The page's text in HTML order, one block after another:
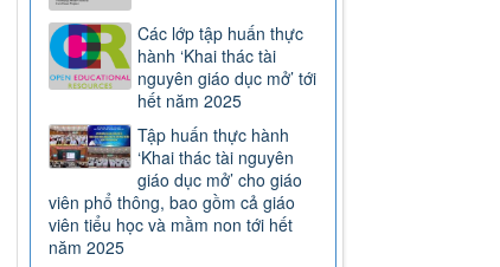
Các lớp tập huấn thực
hành ‘Khai thác tài
nguyên giáo dục mở’ tới
hết năm 2025
Tập huấn thực hành
‘Khai thác tài nguyên
giáo dục mở’ cho giáo
viên phổ thông, bao gồm cả giáo
viên tiểu học và mầm non tới hết
năm 2025